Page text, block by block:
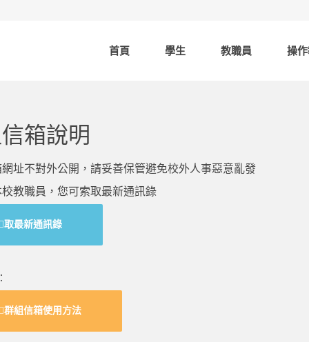
首頁 學生 教職員 操
箱說明
址不對外公開，請妥善保管避免校外人事惡意亂發
教職員，您可索取最新通訊錄
取最新通訊錄
群組信箱使用方法